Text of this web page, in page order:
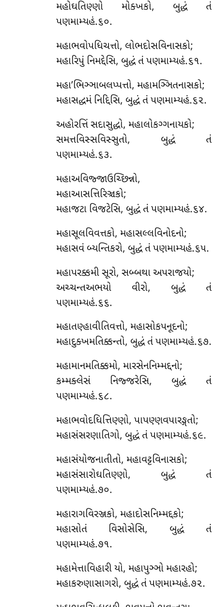
મહોઘતિણ્ણો મોક્ખકો, બુદ્ધં તં
પણમામ્યહં.૬૦.
મહાભવોપધિચત્તો, લોભદોસવિનાસકો;
મહારિપું નિમદ્દેસિ, બુદ્ધં તં પણમામ્યહં.૬૧.
મહા’ભિઞ્ઞાબલપ્પત્તો, મહામઞ્ઞિતનાસકો;
મહાસદ્ધમં નિદ્દિસિ, બુદ્ધં તં પણમામ્યહં.૬૨.
અહોરત્તિં સદાસુદ્ધો, મહાલોકગ્ગનાયકો;
સમત્તવિસ્સવિસ્સુતો, બુદ્ધં તં
પણમામ્યહં.૬૩.
મહાઅવિજ્જાઉચ્છિન્નો,
મહાઆસત્તિરિઞ્ચકો;
મહાજટા વિજટેસિ, બુદ્ધં તં પણમામ્યહં.૬૪.
મહાસૂલવિવત્તકો, મહાસલ્લવિનોદનો;
મહાસવં બ્યન્તિકરો, બુદ્ધં તં પણમામ્યહં.૬૫.
મહાપરક્કમી સૂરો, સબ્બથા અપરાજયો;
અચ્ચન્તઅભયો વીરો, બુદ્ધં તં
પણમામ્યહં.૬૬.
મહાતણ્હાવીતિવત્તો, મહાસોકપનૂદનો;
મહાદુક્ખમતિક્કન્તો, બુદ્ધં તં પણમામ્યહં.૬૭.
મહામાનમતિક્કમો, મારસેનનિમ્મદ્દનો;
કમ્મક્લેસં નિજ્જરેસિ, બુદ્ધં તં
પણમામ્યહં.૬૮.
મહાભવોદધિત્તિણ્ણો, પાપણ્ણવપારઙ્ગતો;
મહાસંસરણાતિગો, બુદ્ધં તં પણમામ્યહં.૬૯.
મહાસંયોજનાતીતો, મહાવટ્ટવિનાસકો;
મહાસંસારોઘતિણ્ણો, બુદ્ધં તં
પણમામ્યહં.૭૦.
મહારાગવિરઞ્જકો, મહાદોસનિમ્મદ્દકો;
મહાસોતં વિસોસેસિ, બુદ્ધં તં
પણમામ્યહં.૭૧.
મહામેત્તાવિહારી યો, મહાપુઞ્ઞો મહારહો;
મહાકરુણાસાગરો, બુદ્ધં તં પણમામ્યહં.૭૨.